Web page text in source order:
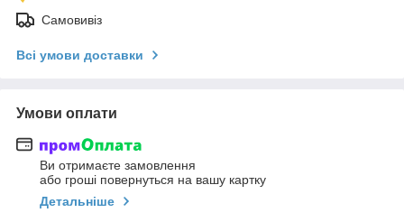
Самовивіз
Всі умови доставки
Умови оплати
Ви отримаєте замовлення
або гроші повернуться на вашу картку
Детальніше